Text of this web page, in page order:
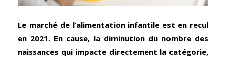
Le marché de l’alimentation infantile est en recul
en 2021. En cause, la diminution du nombre des
naissances qui impacte directement la catégorie,